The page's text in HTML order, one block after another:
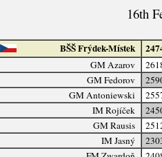
16th
BŠŠ Frýdek-Místek
GM Azarov
GM Fedorov
GM Antoniewski
IM Rojíček
GM Rausis
IM Jasný